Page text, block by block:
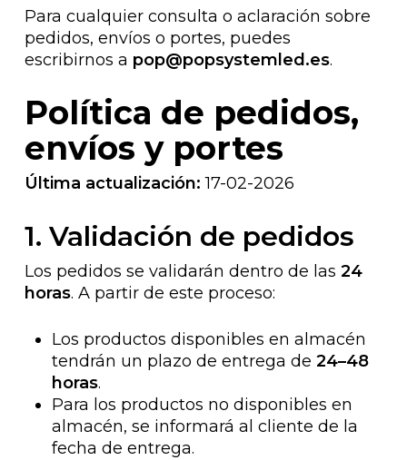
Para cualquier consulta o aclaración sobre
pedidos, envíos o portes, puedes
escribirnos a pop@popsystemled.es.
Política de pedidos,
envíos y portes
Última actualización: 17-02-2026
1. Validación de pedidos
Los pedidos se validarán dentro de las 24
horas. A partir de este proceso:
Los productos disponibles en almacén
tendrán un plazo de entrega de 24–48
horas.
Para los productos no disponibles en
almacén, se informará al cliente de la
fecha de entrega.